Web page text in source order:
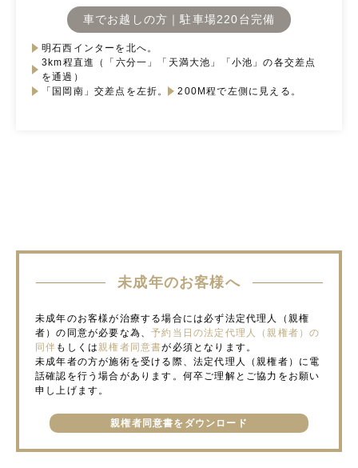
車でお越しの方｜駐車場220台完備
明石西インターを北へ。
3km程直進（「六分一」「天満大池」「小池」の各交差点
を通過）
「国岡南」交差点を左折。
200M程で左側に見える。
未成年のお客様へ
未成年のお客様が治療する場合には必ず法定代理人（親権
者）の同意が必要な為、予約当日の法定代理人（親権者）の
同伴 もしくは親権者同意書が必須となります。
未成年者の方が施術を受ける際、法定代理人（親権者）に電
話確認を行う場合があります。何卒ご理解とご協力をお願い
申し上げます。
親権者同意書をダウンロード